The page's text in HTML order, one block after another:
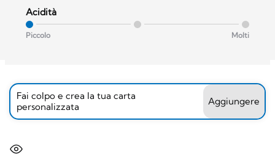
Acidità
Piccolo Molti
Fai colpo e crea la tua carta
personalizzata
Aggiungere